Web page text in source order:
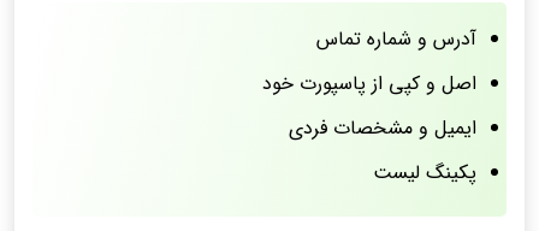
آدرس و شماره تماس
اصل و کپی از پاسپورت خود
ایمیل و مشخصات فردی
پکینگ لیست